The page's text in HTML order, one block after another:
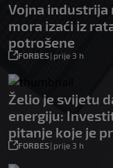
Vojna industrija
mora izaći iz
potrošene
FORBES| prije 3 h
Želio je svijetu
energiju:
pitanje koje je
FORBES| prije 3 h